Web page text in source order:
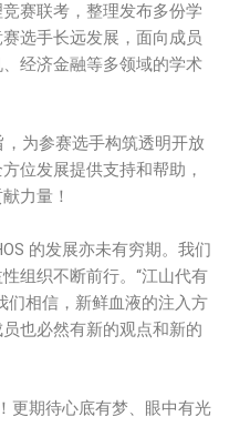
赛联考，整理发布多份学
选手长远发展，面向成员
经济金融等多领域的学术
为参赛选手构筑透明开放
位发展提供支持和帮助，
力量！
的发展亦未有穷期。我们
组织不断前行。“江山代有
们相信，新鲜血液的注入方
也必然有新的观点和新的
期待心底有梦、眼中有光